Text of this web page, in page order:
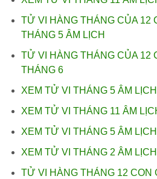
TỬ VI HÀNG THÁNG CỦA 12
THÁNG 5 ÂM LỊCH
TỬ VI HÀNG THÁNG CỦA 12
THÁNG 6
XEM TỬ VI THÁNG 5 ÂM
XEM TỬ VI THÁNG 11 ÂM
XEM TỬ VI THÁNG 5 ÂM
XEM TỬ VI THÁNG 2 ÂM
TỬ VI HÀNG THÁNG 12 CON